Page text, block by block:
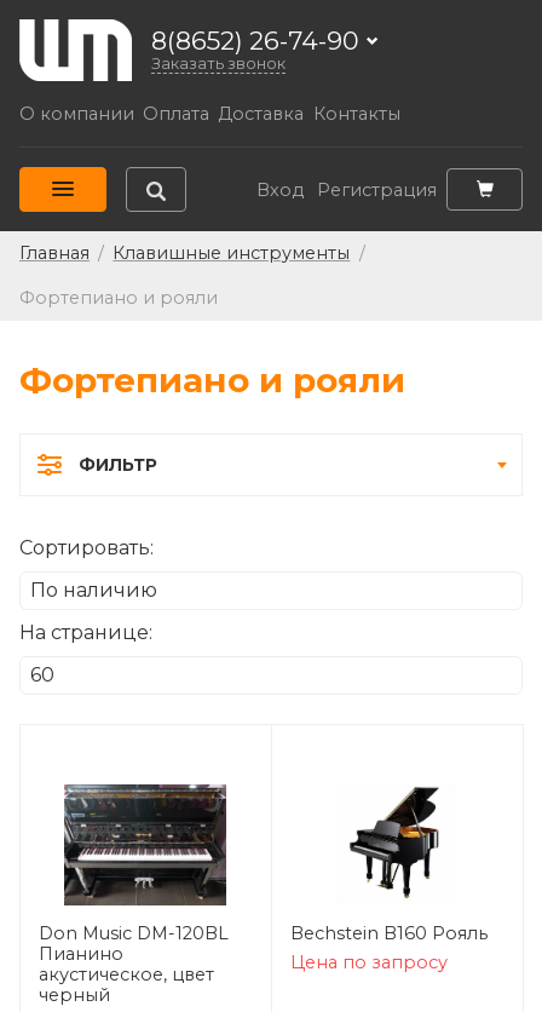
8(8652) 26-74-90
Заказать звонок
О компании Оплата Доставка Контакты
Вход Регистрация
Главная / Клавишные инструменты /
Фортепиано и рояли
Фортепиано и рояли
ФИЛЬТР
Сортировать:
На странице:
Don Music DM-120BL
Пианино
акустическое, цвет
черный
Bechstein B160 Рояль
Цена по запросу